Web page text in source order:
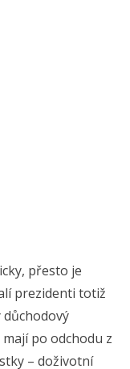
přesto je
prezidenti totiž
mají po odchodu z
– doživotní